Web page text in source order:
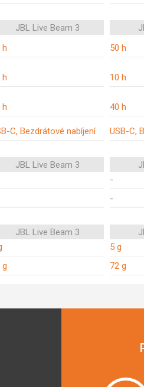
JBL Live Beam 3
h 50 h
h 10 h
h 40 h
C, Bezdrátové nabíjení USB-C,
JBL Live Beam 3
-
-
JBL Live Beam 3
5 g
g 72 g